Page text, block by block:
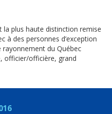
la plus haute distinction remise
à des personnes d’exception
rayonnement du Québec
officier/officière, grand